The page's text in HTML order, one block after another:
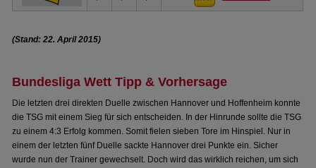
(Stand: 22. April 2015)
Bundesliga Wett Tipp & Vorhersage
Die letzten drei direkten Duelle zwischen Hannover und Hoffenheim konnte
die TSG mit einem Sieg für sich entscheiden. In der Hinrunde sollte die TSG
zu einem 4:3 Erfolg kommen. Somit fielen sieben Tore im Hinspiel. Nur in
einem der letzten fünf Duelle sackte Hannover drei Punkte ein. Sicher
wurde nun der Trainer gewechselt. Doch wird das wirklich reichen, um sich